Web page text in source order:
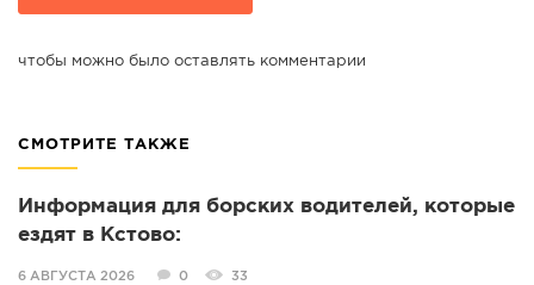
чтобы можно было оставлять комментарии
СМОТРИТЕ ТАКЖЕ
Информация для борских водителей, которые
ездят в Кстово:
6 АВГУСТА 2026 0 33